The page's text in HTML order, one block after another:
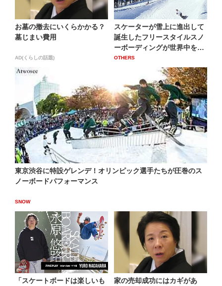
お墓の撤去にいくらかかる？
墓じまい費用
AD(くらしの話題)
スケーターが雪上に進出して
誕生したフリースタイルスノ
ーボーディングが世界中を席
巻...
OTHERS
東京渋谷に特設ゲレンデ！オリンピック選手たちが圧巻のス
ノーボードパフォーマンス
SNOW
「スケートボードは楽しいも
家の売却成功にはカギがあ